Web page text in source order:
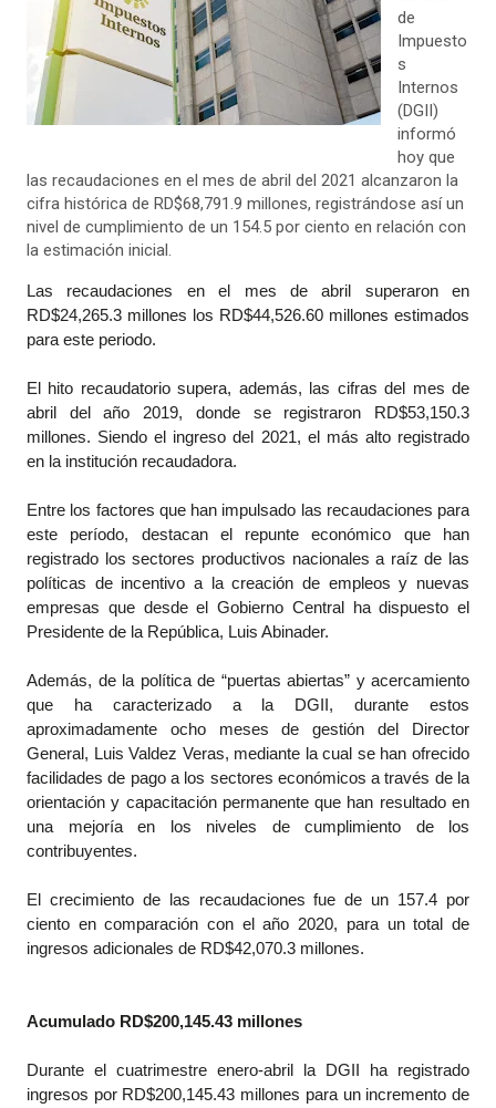
de
Impuesto
s
Internos
(DGII)
informó
hoy que
las recaudaciones en el mes de abril del 2021 alcanzaron la
cifra histórica de RD$68,791.9 millones, registrándose así un
nivel de cumplimiento de un 154.5 por ciento en relación con
la estimación inicial.
Las recaudaciones en el mes de abril superaron en
RD$24,265.3 millones los RD$44,526.60 millones estimados
para este periodo.
El hito recaudatorio supera, además, las cifras del mes de
abril del año 2019, donde se registraron RD$53,150.3
millones. Siendo el ingreso del 2021, el más alto registrado
en la institución recaudadora.
Entre los factores que han impulsado las recaudaciones para
este período, destacan el repunte económico que han
registrado los sectores productivos nacionales a raíz de las
políticas de incentivo a la creación de empleos y nuevas
empresas que desde el Gobierno Central ha dispuesto el
Presidente de la República, Luis Abinader.
Además, de la política de “puertas abiertas” y acercamiento
que ha caracterizado a la DGII, durante estos
aproximadamente ocho meses de gestión del Director
General, Luis Valdez Veras, mediante la cual se han ofrecido
facilidades de pago a los sectores económicos a través de la
orientación y capacitación permanente que han resultado en
una mejoría en los niveles de cumplimiento de los
contribuyentes.
El crecimiento de las recaudaciones fue de un 157.4 por
ciento en comparación con el año 2020, para un total de
ingresos adicionales de RD$42,070.3 millones.
Acumulado RD$200,145.43 millones
Durante el cuatrimestre enero-abril la DGII ha registrado
ingresos por RD$200,145.43 millones para un incremento de